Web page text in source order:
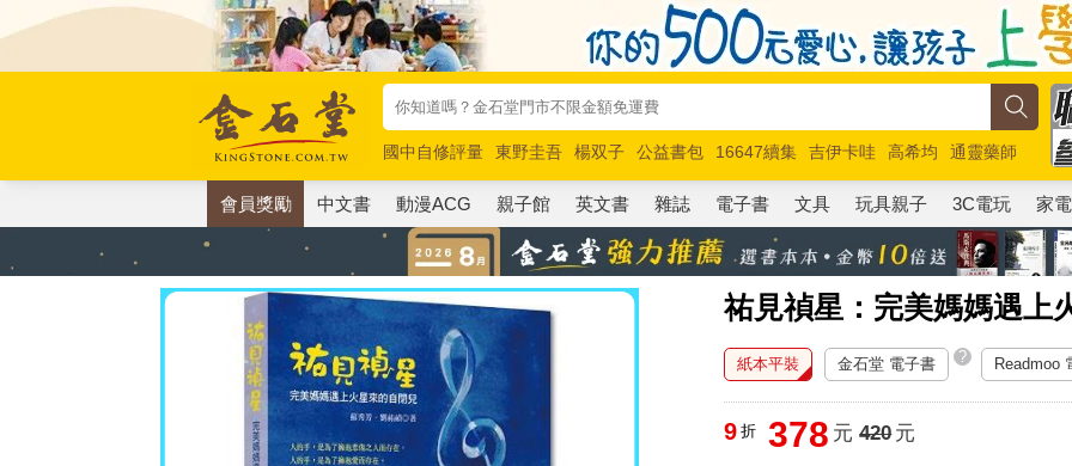
國中自修評量 東野圭吾 楊双子 公益書包 16647續集 吉伊卡哇 高希均
通靈藥師
唯紅花綻放
奧德賽 路邊攤新作 馬斯克 玩具總動員5 超慢跑
會員獎勵 中文書 動漫ACG 親子館 英文書 雜誌 電子書 文具 玩具親子 3C電玩 家電
祐見禎星：完美媽媽遇上
紙本平裝 金石堂 電子書 ? Readmoo
9 折 378 元 420元